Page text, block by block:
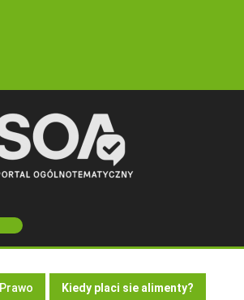
Open
Button
Prawo Kiedy placi sie alimenty?